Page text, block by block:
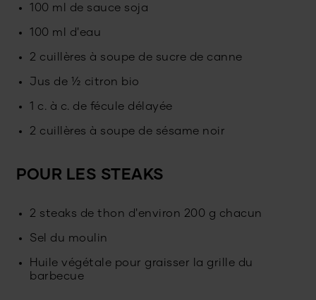
100 ml de sauce soja
100 ml d'eau
2 cuillères à soupe de sucre de canne
Jus de ½ citron bio
1 c. à c. de fécule délayée
2 cuillères à soupe de sésame noir
POUR LES STEAKS
2 steaks de thon d'environ 200 g chacun
Sel du moulin
Huile végétale pour graisser la grille du
barbecue